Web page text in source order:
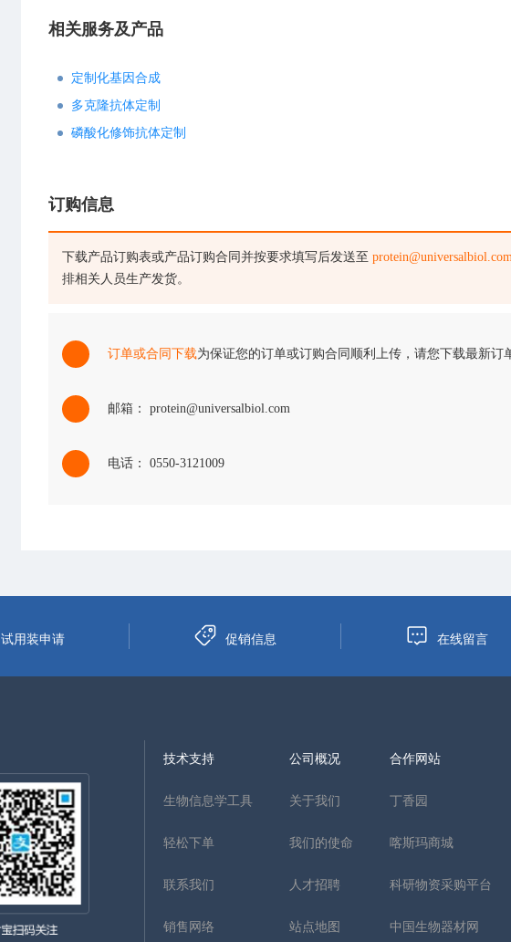
相关服务及产品
定制化基因合成
多克隆抗体定制
磷酸化修饰抗体定制
订购信息
下载产品订购表或产品订购合同并按要求填写后发送至
排相关人员生产发货。
订单或合同下载为保证您的订单或订购合同顺利上传，请您下载最新订
邮箱： protein@universalbiol.com
电话： 0550-3121009
试用装申请 促销信息 在线留言
技术支持
生物信息学工具
轻松下单
联系我们
销售网络
公司概况
关于我们
我们的使命
人才招聘
站点地图
合作网站
丁香园
喀斯玛商城
科研物资采购平台
中国生物器材网